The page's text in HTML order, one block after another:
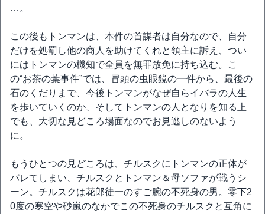
…。
この後もトンマンは、本件の首謀者は自分なので、自分
だけを処罰し他の商人を助けてくれと領主に訴え、つい
にはトンマンの機知で全員を無罪放免に持ち込む。こ
の“お茶の葉事件”では、冒頭の虫眼鏡の一件から、最後の
石のくだりまで、今後トンマンがなぜ自らイバラの人生
を歩いていくのか、そしてトンマンの人となりを知る上
でも、大切な見どころ場面なのでお見逃しのないよう
に。
もうひとつの見どころは、チルスクにトンマンの正体が
バレてしまい、チルスクとトンマン＆母ソファが戦うシ
ーン。チルスクは花郎徒一のすご腕の不死身の男。零下2
0度の寒空や砂嵐のなかでこの不死身のチルスクと互角に